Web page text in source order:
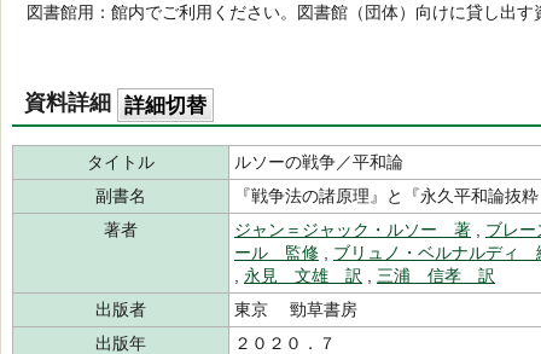
図書館用：館内でご利用ください。図書館（団体）向けに貸し出す
資料詳細 詳細切替
タイトル
ルソーの戦争／平和論
副書名
『戦争法の諸原理』と『永久平和論抜
著者
ジャン＝ジャック・ルソー 著
ブレ
ール 監修
ブリュノ・ベルナルディ
永見 文雄 訳
三浦 信孝 訳
出版者
東京 勁草書房
出版年
２０２０．７